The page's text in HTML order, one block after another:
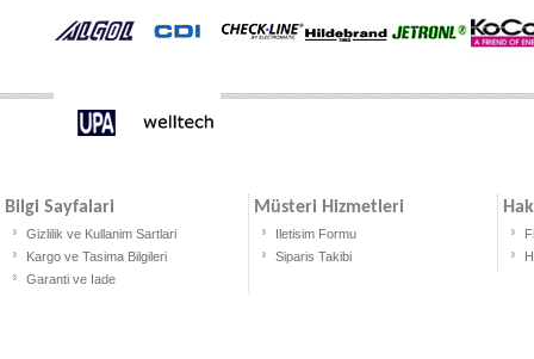
Bilgi Sayfalari
Gizlilik ve Kullanim Sartlari
Kargo ve Tasima Bilgileri
Garanti ve Iade
Müsteri Hizmetleri
Iletisim Formu
Siparis Takibi